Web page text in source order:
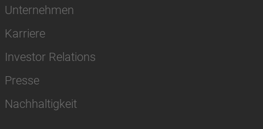
Unternehmen
Karriere
Investor Relations
Presse
Nachhaltigkeit